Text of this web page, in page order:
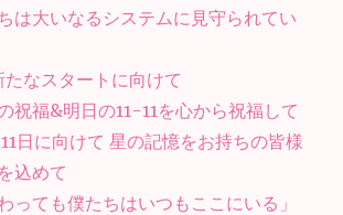
は大いなるシステムに見守られてい
なスタートに向けて
祝福&明日の11-11を心から祝福して
日に向けて 星の記憶をお持ちの皆様
込めて
っても僕たちはいつもここにいる」